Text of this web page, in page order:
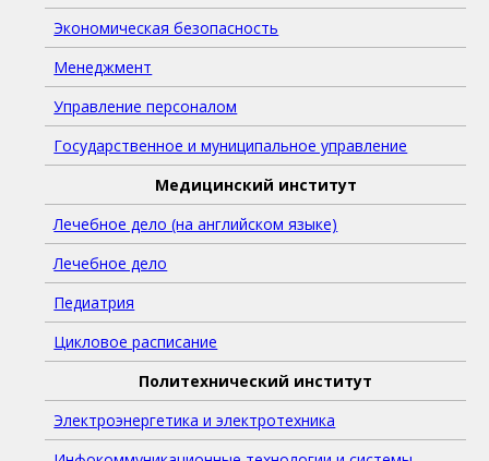
Экономическая безопасность
Менеджмент
Управление персоналом
Государственное и муниципальное управление
Медицинский институт
Лечебное дело (на английском языке)
Лечебное дело
Педиатрия
Цикловое расписание
Политехнический институт
Электроэнергетика и электротехника